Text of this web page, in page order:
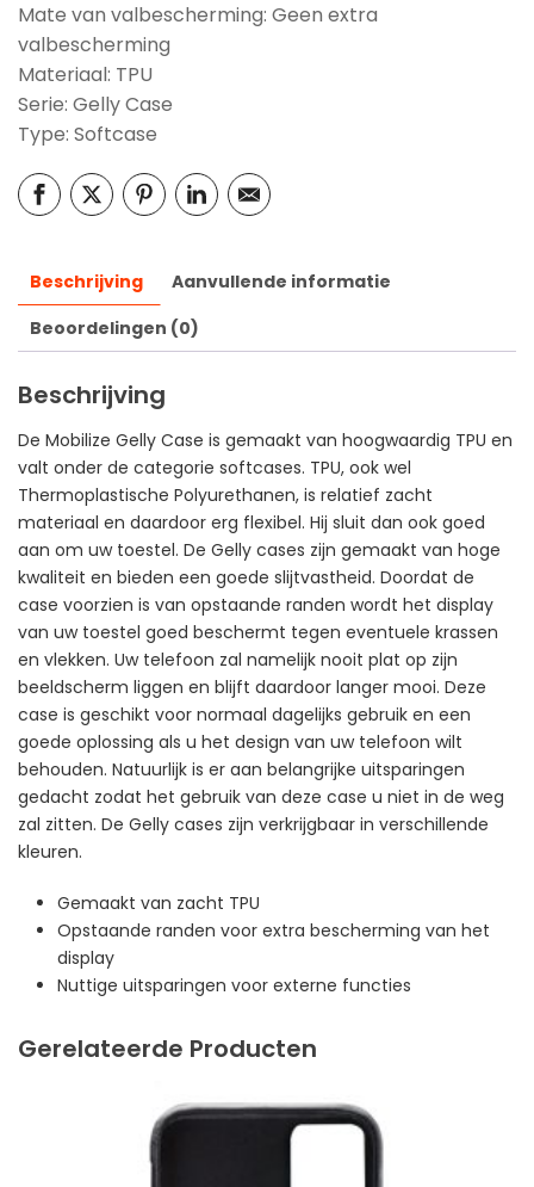
Mate van valbescherming: Geen extra
valbescherming
Materiaal: TPU
Serie: Gelly Case
Type: Softcase
Beschrijving
Aanvullende informatie
Beoordelingen (0)
Beschrijving
De Mobilize Gelly Case is gemaakt van hoogwaardig TPU en
valt onder de categorie softcases. TPU, ook wel
Thermoplastische Polyurethanen, is relatief zacht
materiaal en daardoor erg flexibel. Hij sluit dan ook goed
aan om uw toestel. De Gelly cases zijn gemaakt van hoge
kwaliteit en bieden een goede slijtvastheid. Doordat de
case voorzien is van opstaande randen wordt het display
van uw toestel goed beschermt tegen eventuele krassen
en vlekken. Uw telefoon zal namelijk nooit plat op zijn
beeldscherm liggen en blijft daardoor langer mooi. Deze
case is geschikt voor normaal dagelijks gebruik en een
goede oplossing als u het design van uw telefoon wilt
behouden. Natuurlijk is er aan belangrijke uitsparingen
gedacht zodat het gebruik van deze case u niet in de weg
zal zitten. De Gelly cases zijn verkrijgbaar in verschillende
kleuren.
Gemaakt van zacht TPU
Opstaande randen voor extra bescherming van het
display
Nuttige uitsparingen voor externe functies
Gerelateerde Producten